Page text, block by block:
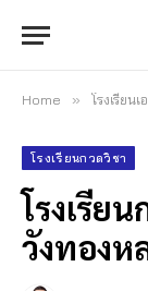
Home » โรงเรียนเ
โรงเรียนกวดวิชา
โรงเรีย
วังทองห